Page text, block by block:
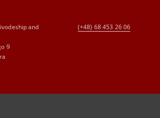
and
9
(+48) 68 453 26 06